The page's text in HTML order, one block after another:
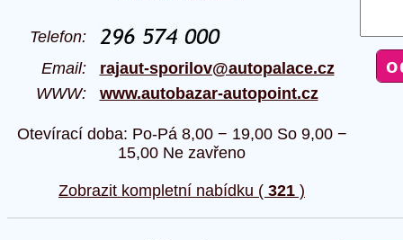
Telefon:
Email: rajaut-sporilov@autopalace.cz
WWW: www.autobazar-autopoint.cz
Otevírací doba: Po-Pá 8,00 − 19,00 So 9,00 −
15,00 Ne zavřeno
Zobrazit kompletní nabídku ( 321 )